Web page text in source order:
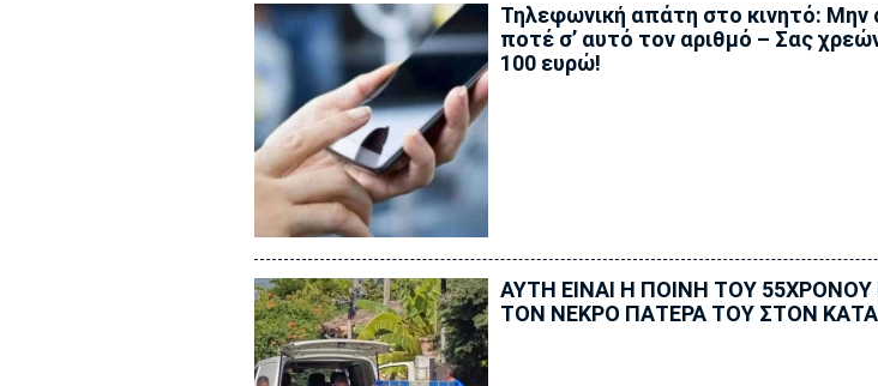
Τηλεφωνική απάτη στο κινητό: Μην
ποτέ σ’ αυτό τον αριθμό – Σας
100 ευρώ!
ΑΥΤΗ ΕΙΝΑΙ Η ΠΟΙΝΗ ΤΟΥ
ΤΟΝ ΝΕΚΡΟ ΠΑΤΕΡΑ ΤΟΥ ΣΤΟΝ